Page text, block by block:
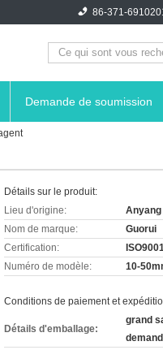
86-371-
Demande de soumission
Détails sur le produit:
Lieu d'origine:
Anyang
Nom de marque:
Guorui
Certification:
Numéro de modèle:
10-
Conditions de paiement et
Détails d'emballage:
grand